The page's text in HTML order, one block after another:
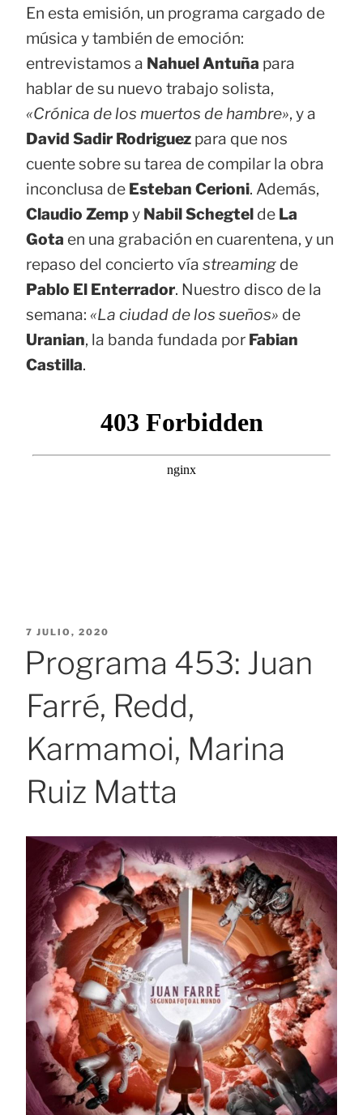
En esta emisión, un programa cargado de
música y también de emoción:
entrevistamos a Nahuel Antuña para
hablar de su nuevo trabajo solista,
«Crónica de los muertos de hambre», y a
David Sadir Rodriguez para que nos
cuente sobre su tarea de compilar la obra
inconclusa de Esteban Cerioni. Además,
Claudio Zempy Nabil Schegtel de La
Gota en una grabación en cuarentena, y un
repaso del concierto vía streaming de
Pablo El Enterrador. Nuestro disco de la
semana: «La ciudad de los sueños» de
Uranian, la banda fundada por Fabian
Castilla.
PUBLICADO
7 JULIO, 2020
Programa 453: Juan
Farré, Redd,
Karmamoi, Marina
Ruiz Matta